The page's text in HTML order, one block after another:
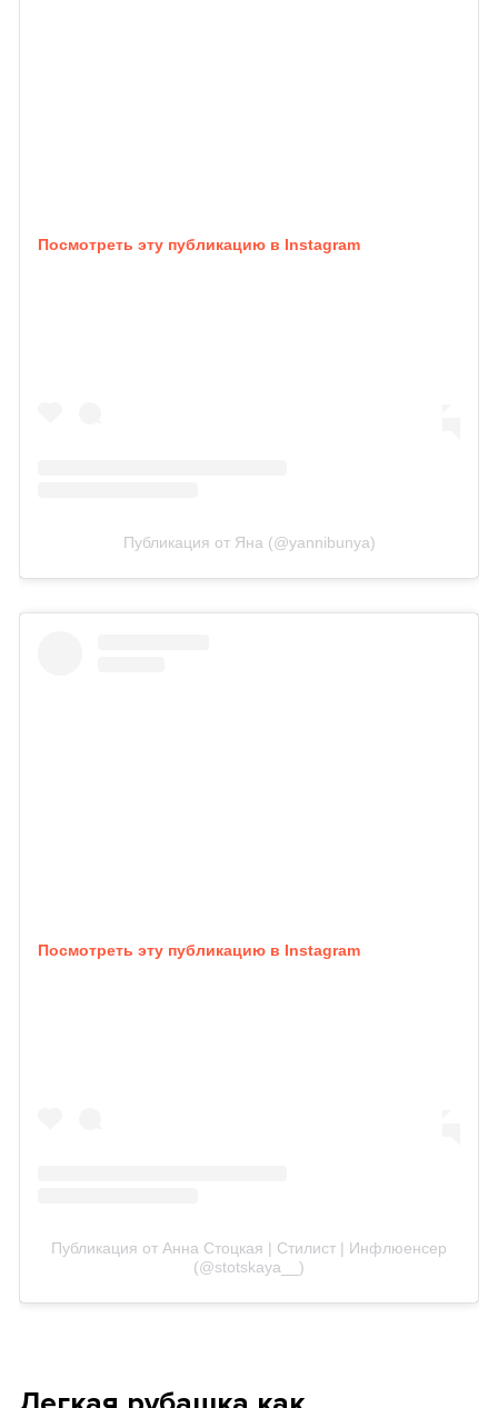
Посмотреть эту публикацию в Instagram
Публикация от Яна (@yannibunya)
Посмотреть эту публикацию в Instagram
Публикация от Анна Стоцкая | Стилист | Инфлюенсер
(@stotskaya__)